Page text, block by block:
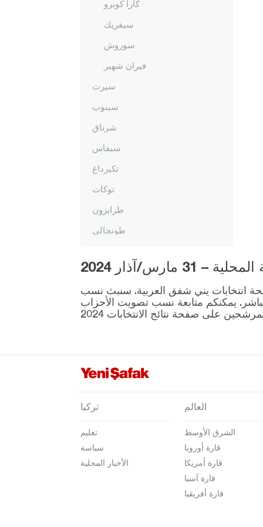
كارا كوبرو
سيفريك
سوروش
فيران شهير
سيرت
سينوب
شرناق
سيفاس
تكيرداغ
توكات
طرابزون
طونجالي
فان
يالوفا
يوزغات
مارس/آذار 2024
المقرر إجراؤها في 31 مارس موجودة على صفحة انتخابات يني شفق العربية. سنبث نسب
ونتائج الانتخابات بشكل مباشر. يمكنكم متابعة نسب تصويت الأحزاب
تركيا
تعليم
سياسة
الأخبار المحلية
العالم
الشرق الأوسط
قارة أوروبا
قارة أمريكا
قارة آسيا
قارة أفريقيا